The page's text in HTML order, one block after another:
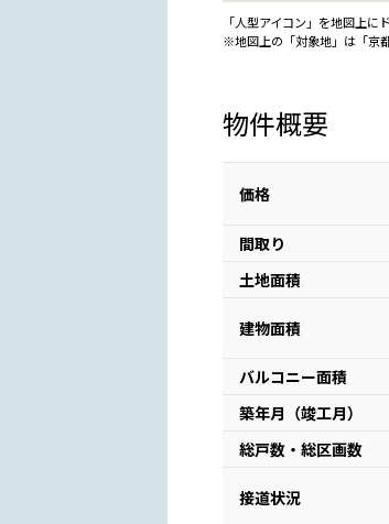
「人型アイコン」を地図上
※地図上の「対象地」は「京
物件概要
価格
間取り
土地面積
建物面積
バルコニー面積
築年月（竣工月）
総戸数・総区画数
接道状況